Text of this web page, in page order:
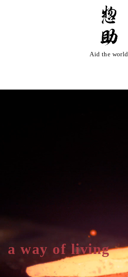
Aid the world
a way of living